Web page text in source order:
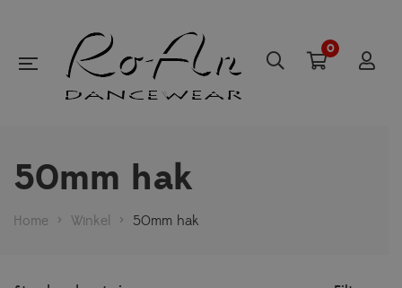
0
50mm hak
Home > Winkel > 50mm hak